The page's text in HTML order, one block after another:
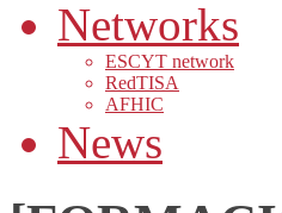
Networks
ESCYT network
RedTISA
AFHIC
News